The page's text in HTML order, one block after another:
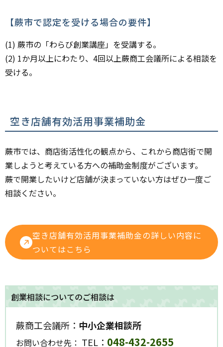
【蕨市で認定を受ける場合の要件】
(1) 蕨市の「わらび創業講座」を受講する。
(2) 1か月以上にわたり、4回以上蕨商工会議所による相談を
受ける。
空き店舗有効活用事業補助金
蕨市では、商店街活性化の観点から、これから商店街で開
業しようと考えている方への補助金制度がございます。
蕨で開業したいけど店舗が決まっていない方はぜひ一度ご
相談ください。
空き店舗有効活用事業補助金の詳しい内容に
ついてはこちら
創業相談についてのご相談は
蕨商工会議所： 中小企業相談所
お問い合わせ先： TEL： 048-432-2655